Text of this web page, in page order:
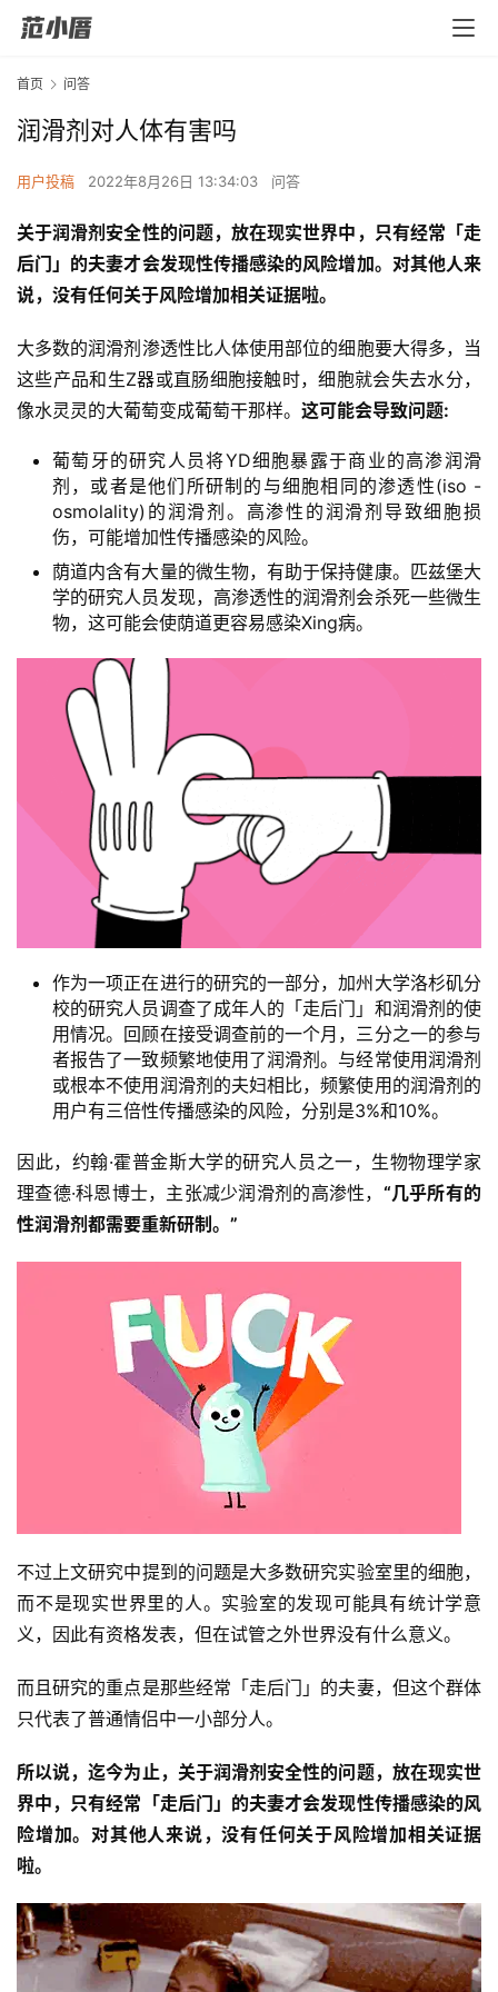
首
情
感
首页 问答
润滑剂对人体有害吗
用户投稿 2022年8月26日 13:34:03 问答
关于润滑剂安全性的问题，放在现实世界中，只有经常「走
后门」的夫妻才会发现性传播感染的风险增加。对其他人来
说，没有任何关于风险增加相关证据啦。
大多数的润滑剂渗透性比人体使用部位的细胞要大得多，当
这些产品和生Z器或直肠细胞接触时，细胞就会失去水分，
像水灵灵的大葡萄变成葡萄干那样。 这可能会导致问题:
葡萄牙的研究人员将YD细胞暴露于商业的高渗润滑
剂，或者是他们所研制的与细胞相同的渗透性(iso -
osmolality)的润滑剂。高渗性的润滑剂导致细胞损
伤，可能增加性传播感染的风险。
荫道内含有大量的微生物，有助于保持健康。匹兹堡大
学的研究人员发现，高渗透性的润滑剂会杀死一些微生
物，这可能会使荫道更容易感染Xing病。
作为一项正在进行的研究的一部分，加州大学洛杉矶分
校的研究人员调查了成年人的「走后门」和润滑剂的使
用情况。回顾在接受调查前的一个月，三分之一的参与
者报告了一致频繁地使用了润滑剂。与经常使用润滑剂
或根本不使用润滑剂的夫妇相比，频繁使用的润滑剂的
用户有三倍性传播感染的风险，分别是3%和10%。
因此，约翰·霍普金斯大学的研究人员之一，生物物理学家
理查德·科恩博士，主张减少润滑剂的高渗性， “几乎所有的
性润滑剂都需要重新研制。”
不过上文研究中提到的问题是大多数研究实验室里的细胞，
而不是现实世界里的人。实验室的发现可能具有统计学意
义，因此有资格发表，但在试管之外世界没有什么意义。
而且研究的重点是那些经常「走后门」的夫妻，但这个群体
只代表了普通情侣中一小部分人。
所以说，迄今为止，关于润滑剂安全性的问题，放在现实世
界中，只有经常「走后门」的夫妻才会发现性传播感染的风
险增加。对其他人来说，没有任何关于风险增加相关证据
啦。